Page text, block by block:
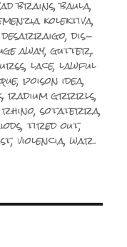
brains,baula,
kolektiva,
desarraigo,dis-
away,gutter,
,lace,lawful
,poison idea,
,radium grrrls,
rhino,sotaterra,
,tired out,
,violencia,war